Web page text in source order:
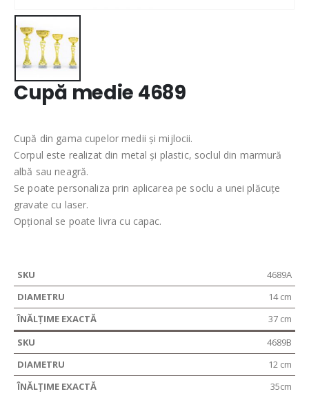
Cupă medie 4689
Cupă din gama cupelor medii și mijlocii.
Corpul este realizat din metal și plastic, soclul din marmură
albă sau neagră.
Se poate personaliza prin aplicarea pe soclu a unei plăcuțe
gravate cu laser.
Opțional se poate livra cu capac.
4689A
14 cm
37 cm
4689B
12 cm
35cm